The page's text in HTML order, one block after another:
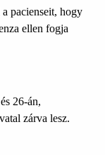
pacienseit, hogy
ellen fogja
26-án,
zárva lesz.